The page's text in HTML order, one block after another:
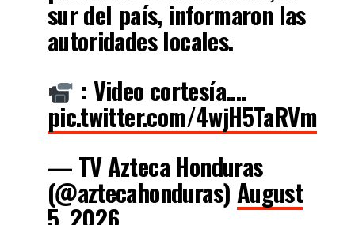
sur del país, informaron las
autoridades locales.
: Video cortesía.…
pic.twitter.com/4wjH5TaRVm
— TV Azteca Honduras
(@aztecahonduras) August